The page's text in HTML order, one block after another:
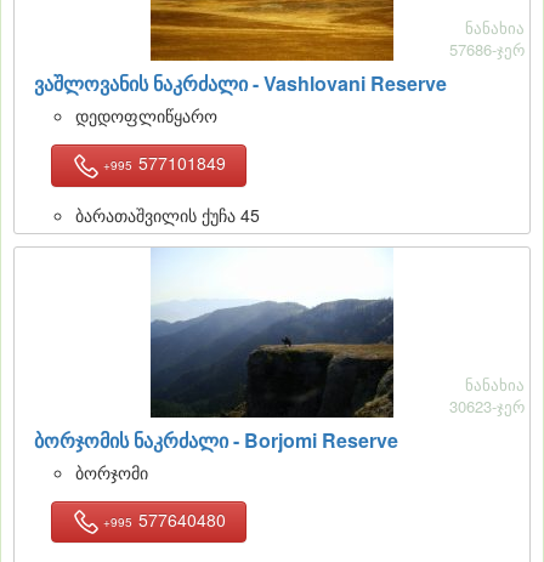
ვაშლოვანის ნაკრძალი - Vashlovani Reserve
ნანახია
57686-ჯერ
დედოფლიწყარო
+995 577101849
ბარათაშვილის ქუჩა 45
ბორჯომის ნაკრძალი - Borjomi Reserve
ნანახია
30623-ჯერ
ბორჯომი
+995 577640480